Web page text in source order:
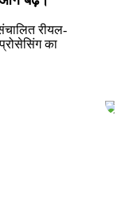
रीयल-
का